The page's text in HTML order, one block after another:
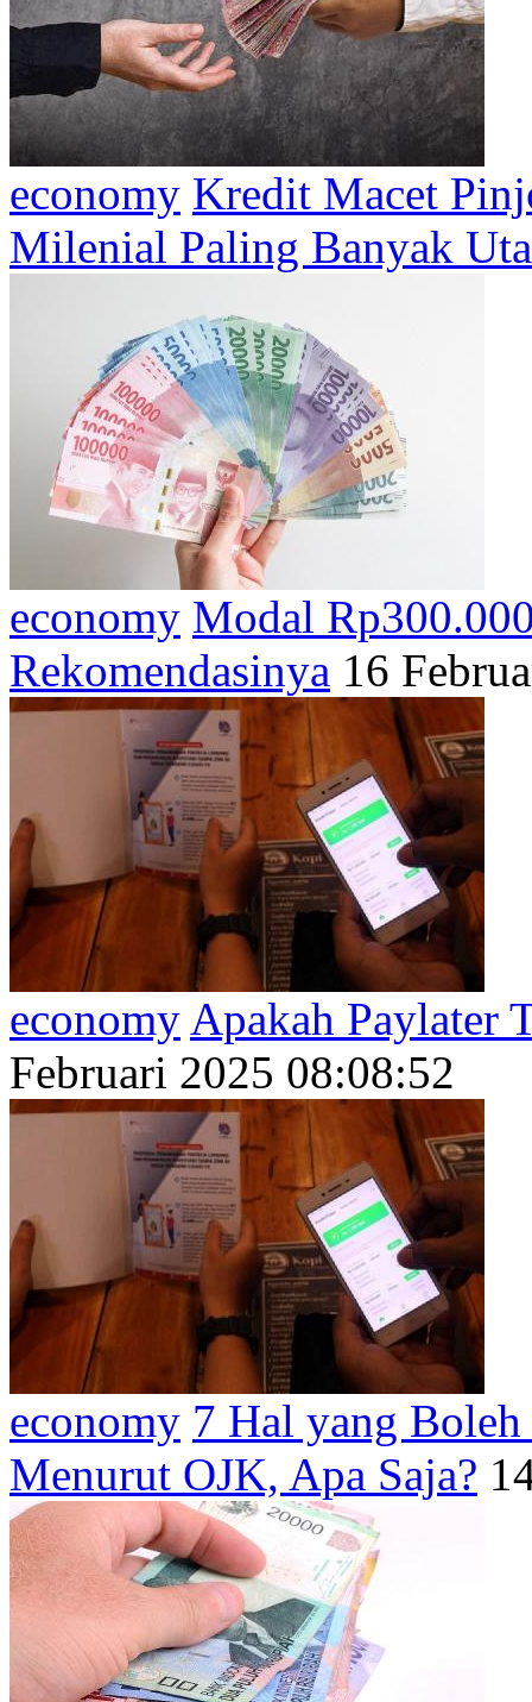
economy Kredit Macet
Milenial Paling Banyak
economy Modal
Rekomendasinya 16
economy Apakah Paylater
Februari 2025 08:08:52
economy 7 Hal yang
Menurut OJK, Apa Saja?